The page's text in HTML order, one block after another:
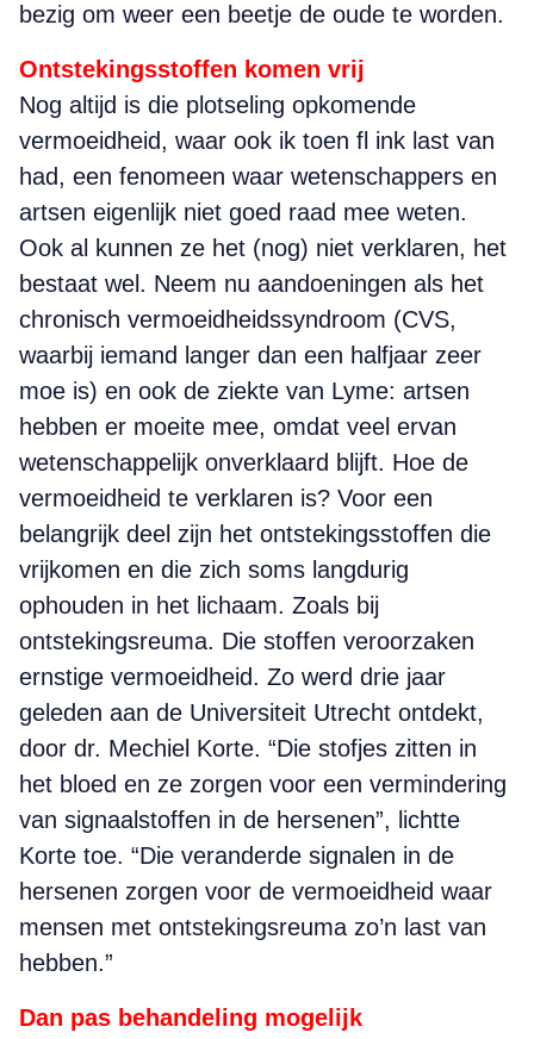
bezig om weer een beetje de oude te worden.
Ontstekingsstoffen komen vrij
Nog altijd is die plotseling opkomende
vermoeidheid, waar ook ik toen fl ink last van
had, een fenomeen waar wetenschappers en
artsen eigenlijk niet goed raad mee weten.
Ook al kunnen ze het (nog) niet verklaren, het
bestaat wel. Neem nu aandoeningen als het
chronisch vermoeidheidssyndroom (CVS,
waarbij iemand langer dan een halfjaar zeer
moe is) en ook de ziekte van Lyme: artsen
hebben er moeite mee, omdat veel ervan
wetenschappelijk onverklaard blijft. Hoe de
vermoeidheid te verklaren is? Voor een
belangrijk deel zijn het ontstekingsstoffen die
vrijkomen en die zich soms langdurig
ophouden in het lichaam. Zoals bij
ontstekingsreuma. Die stoffen veroorzaken
ernstige vermoeidheid. Zo werd drie jaar
geleden aan de Universiteit Utrecht ontdekt,
door dr. Mechiel Korte. “Die stofjes zitten in
het bloed en ze zorgen voor een vermindering
van signaalstoffen in de hersenen”, lichtte
Korte toe. “Die veranderde signalen in de
hersenen zorgen voor de vermoeidheid waar
mensen met ontstekingsreuma zo’n last van
hebben.”
Dan pas behandeling mogelijk